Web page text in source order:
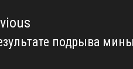
подрыва